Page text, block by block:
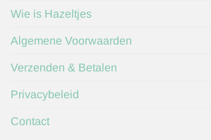
Wie is Hazeltjes
Algemene Voorwaarden
Verzenden & Betalen
Privacybeleid
Contact